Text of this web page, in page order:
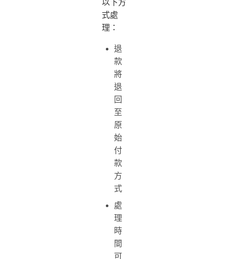
以下方
式處
理：
退
款
將
退
回
至
原
始
付
款
方
式
處
理
時
間
可